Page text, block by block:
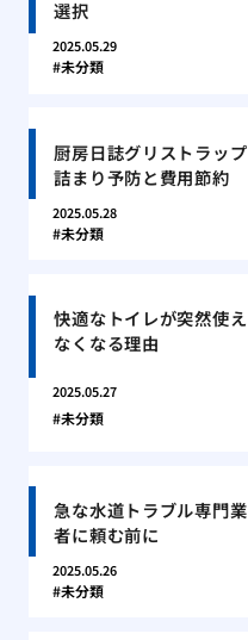
選択
2025.05.29
未分類
厨房日誌グリストラップ
詰まり予防と費用節約
2025.05.28
未分類
快適なトイレが突然使え
なくなる理由
2025.05.27
未分類
急な水道トラブル専門業
者に頼む前に
2025.05.26
未分類